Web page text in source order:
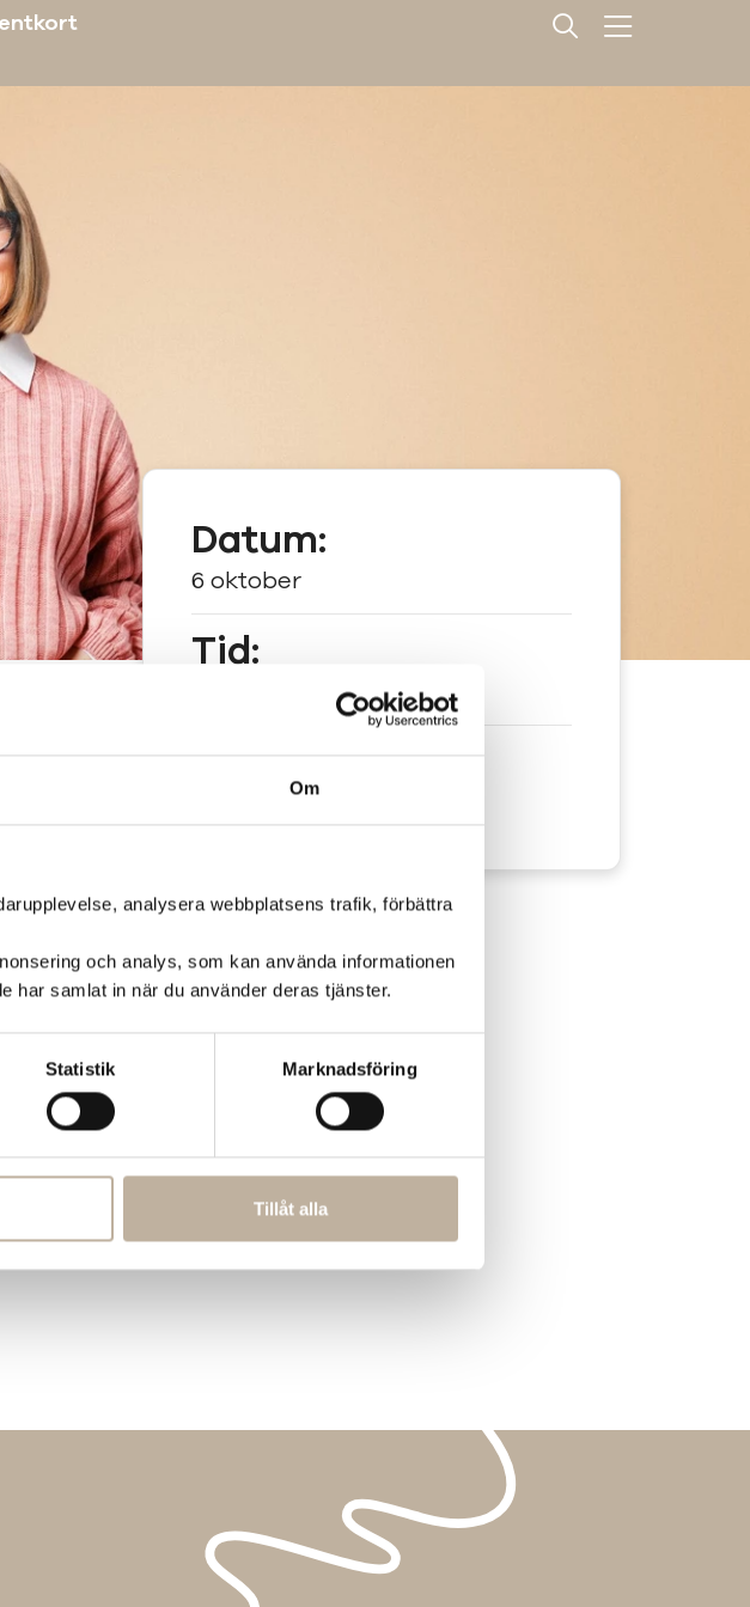
Om
analysera webbplatsens trafik, förbättra
och analys, som kan använda informationen
har samlat in när du använder deras tjänster.
Statistik Marknadsföring
Tillåt alla
och
på Östras
start på
Datum:
6 oktober
Tid:
Plats:
Östras bröd